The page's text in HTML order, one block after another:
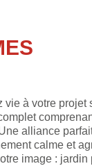
vie à votre
alliance
calme et
image :